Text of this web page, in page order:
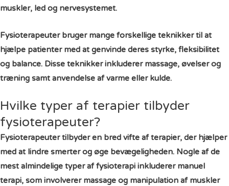
muskler, led og nervesystemet.
Fysioterapeuter bruger mange forskellige teknikker til at
hjælpe patienter med at genvinde deres styrke, fleksibilitet
og balance. Disse teknikker inkluderer massage, øvelser og
træning samt anvendelse af varme eller kulde.
Hvilke typer af terapier tilbyder
fysioterapeuter?
Fysioterapeuter tilbyder en bred vifte af terapier, der hjælper
med at lindre smerter og øge bevægeligheden. Nogle af de
mest almindelige typer af fysioterapi inkluderer manuel
terapi, som involverer massage og manipulation af muskler